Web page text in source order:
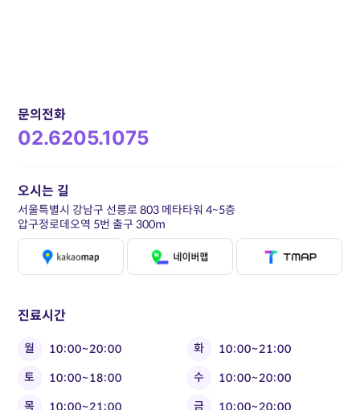
문의전화
02.6205.1075
진료시간
월 10:00~20:00 화
10:00~21:00
토
10:00~18:00 수
10:00~20:00
목
10:00~21:00 금 10:00~20:00
오시는 길
서울특별시 강남구 선릉로 803 메타타워 4~5층
압구정로데오역 5번 출구 300m